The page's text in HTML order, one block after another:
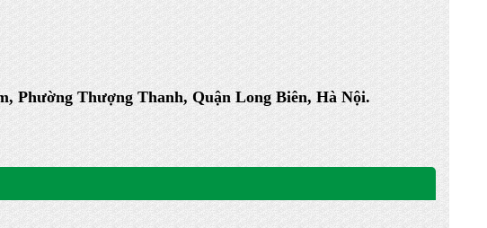
Phường Thượng Thanh, Quận Long Biên, Hà Nội.